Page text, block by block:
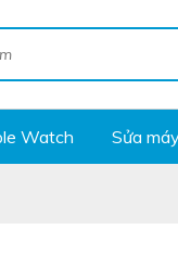
Watch Sửa